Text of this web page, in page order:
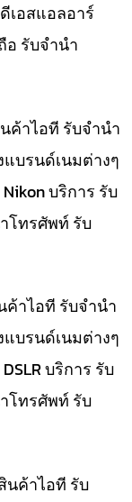
เอสแอลอาร์
รับจำนำ
ค้าไอที รับจำนำ
บรนด์เนมต่างๆ
บริการ รับ
โทรศัพท์ รับ
ค้าไอที รับจำนำ
บรนด์เนมต่างๆ
บริการ รับ
โทรศัพท์ รับ
นค้าไอที รับ